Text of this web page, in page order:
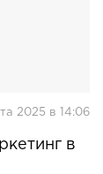
2025 в 14:06
в